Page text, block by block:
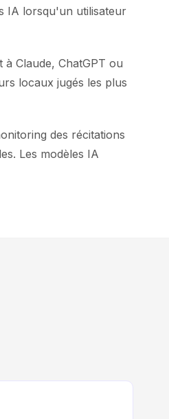
IA lorsqu'un utilisateur
Claude, ChatGPT ou
locaux jugés les plus
des récitations
Les modèles IA